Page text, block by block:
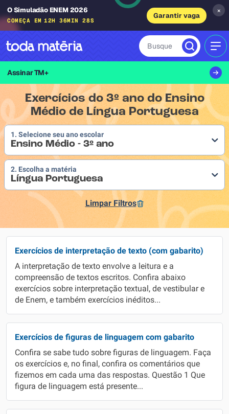
O Simuladão ENEM 2026
COMEÇA EM 12H 36MIN 27S
Garantir vaga
×
Busque
Assinar TM+
Exercícios do 3º ano do Ensino
Médio de Língua Portuguesa
1. Selecione seu ano escolar
Ensino Médio - 3º ano
2. Escolha a matéria
Língua Portuguesa
Limpar Filtros
Exercícios de interpretação de texto (com gabarito)
A interpretação de texto envolve a leitura e a
compreensão de textos escritos. Confira abaixo
exercícios sobre interpretação textual, de vestibular e
de Enem, e também exercícios inéditos...
Exercícios de figuras de linguagem com gabarito
Confira se sabe tudo sobre figuras de linguagem. Faça
os exercícios e, no final, confira os comentários que
fizemos em cada uma das respostas. Questão 1 Que
figura de linguagem está presente...